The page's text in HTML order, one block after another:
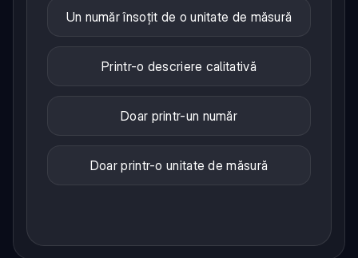
Un număr însoțit de o unitate de măsură
Printr-o descriere calitativă
Doar printr-un număr
Doar printr-o unitate de măsură